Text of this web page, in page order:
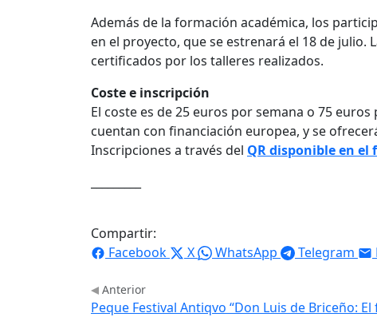
Además de la formación académica, los
en el proyecto, que se estrenará el 18 de julio.
certificados por los talleres realizados.
Coste e inscripción
El coste es de 25 euros por semana o 75
cuentan con financiación europea, y se
Inscripciones a través del QR disponible en
Compartir:
Facebook
X WhatsApp Telegram
Anterior
Peque Festival Antiqvo “Don Luis de Briceño: